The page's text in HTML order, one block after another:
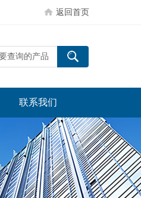
返回首页
联系我们